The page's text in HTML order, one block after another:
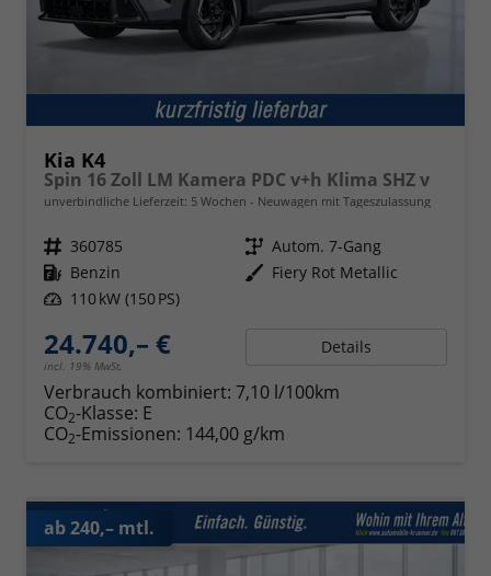
Kia K4
Spin 16 Zoll LM Kamera PDC v+h Klima SHZ v
unverbindliche Lieferzeit: 5 Wochen Neuwagen mit Tageszulassung
Fahrzeugnr. 360785 Getriebe Autom. 7-Gang
Kraftstoff Benzin Außenfarbe Fiery Rot Metallic
Leistung 110 kW (150 PS)
24.740,– €
incl. 19% MwSt.
Details
Verbrauch kombiniert: 7,10 l/100km
CO2-Klasse: E
CO2-Emissionen: 144,00 g/km
ab 240,– mtl.